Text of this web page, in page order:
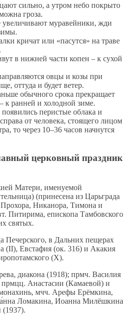
сильно, а утром небо покрыто
гроза.
увеличивают муравейники, жди
кричат или «пасутся» на траве
в нижней части копен – к сухой
овцы и козы при
оттуда и будет ветер.
обычного срока прекращает
к ранней и холодной зиме.
перистые облака и
от человека, стоящего лицом
то через 10–36 часов начнутся
церковный праздник
Матери, именуемой
(принесена из Царьграда
Никанора, Тимона и
Питирима, епископа Тамбовского
святых.
Печерского, в Дальних пещерах
Евстафия (ок. 316) и Акакия
(X).
диакона (1918); прмч. Василия
прмцц. Анастасии (Камаевой) и
мчч. Арефы Ерёмкина,
Ломакина, Иоанна Милёшкина